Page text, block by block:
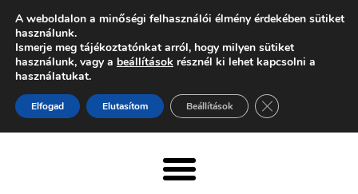
A weboldalon a minőségi felhasználói élmény érdekében sütiket
használunk.
Ismerje meg tájékoztatónkat arról, hogy milyen sütiket
használunk, vagy a beállítások résznél ki lehet kapcsolni a
használatukat.
Elfogad Elutasítom Beállítások Close GDPR